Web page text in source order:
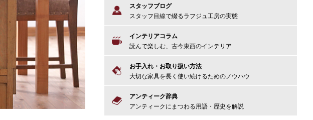
スタッフブログ
スタッフ目線で綴るラフジュ工房の実態
インテリアコラム
読んで楽しむ、古今東西のインテリア
お手入れ・お取り扱い方法
大切な家具を長く使い続けるためのノウハウ
アンティーク辞典
アンティークにまつわる用語・歴史を解説